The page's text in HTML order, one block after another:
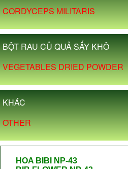
CORDYCEPS MILITARIS
BỘT RAU CỦ QUẢ SẤY KHÔ
VEGETABLES DRIED POWDER
KHÁC
OTHER
HOA BIBI NP-43